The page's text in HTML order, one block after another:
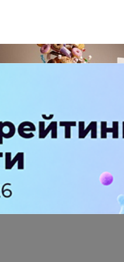
Каждый четвертый читатель
отписывается от блогера из-за
избытка рекламы